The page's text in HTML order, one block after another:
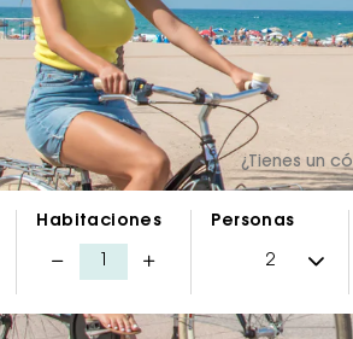
Habitaciones Personas
¿Tienes un